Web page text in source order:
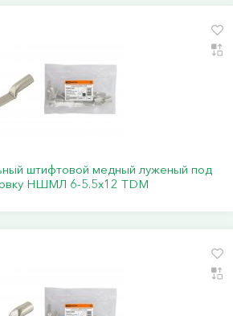
штифтовой медный луженый под
НШМЛ 6-5.5x12 TDM